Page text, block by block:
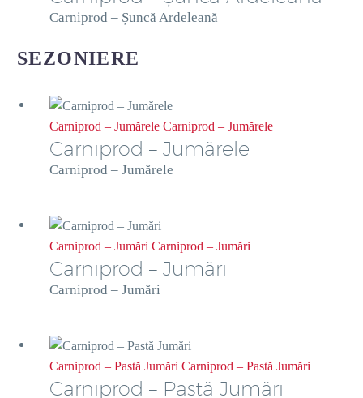
Carniprod – Șuncă Ardeleană
SEZONIERE
Carniprod – Jumărele Carniprod – Jumărele
Carniprod – Jumărele
Carniprod – Jumărele
Carniprod – Jumări Carniprod – Jumări
Carniprod – Jumări
Carniprod – Jumări
Carniprod – Pastă Jumări Carniprod – Pastă Jumări
Carniprod – Pastă Jumări